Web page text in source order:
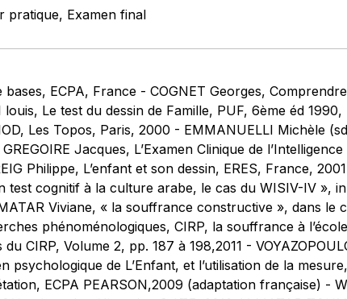
pratique, Examen final
ECPA, France - COGNET Georges,
Le test du dessin de Famille, PUF, 6ème éd 1990,
Les Topos, Paris, 2000 - EMMANUELLI Michèle
Jacques, L’Examen Clinique de
Philippe, L’enfant et son dessin, ERES, France,
test cognitif à la culture arabe, le cas du WISIV-IV »,
Viviane, « la souffrance constructive », dans le
phénoménologiques, CIRP, la souffrance à
CIRP, Volume 2, pp. 187 à 198,2011 -
psychologique de L’Enfant, et l’utilisation de la
ECPA PEARSON,2009 (adaptation française) -